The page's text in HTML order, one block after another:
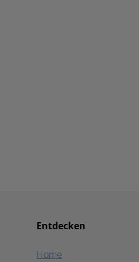
Entdecken
Home